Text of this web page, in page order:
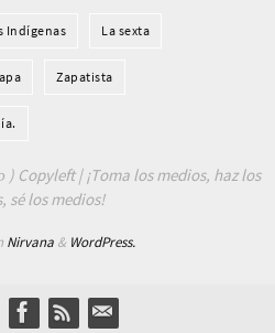
Indí­genas La sexta
Zapatista
) Copyleft | ¡Toma los medios, haz los
sé los medios!
Nirvana& WordPress.